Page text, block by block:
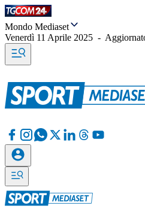
Mondo Mediaset
Venerdì 11 Aprile 2025 -